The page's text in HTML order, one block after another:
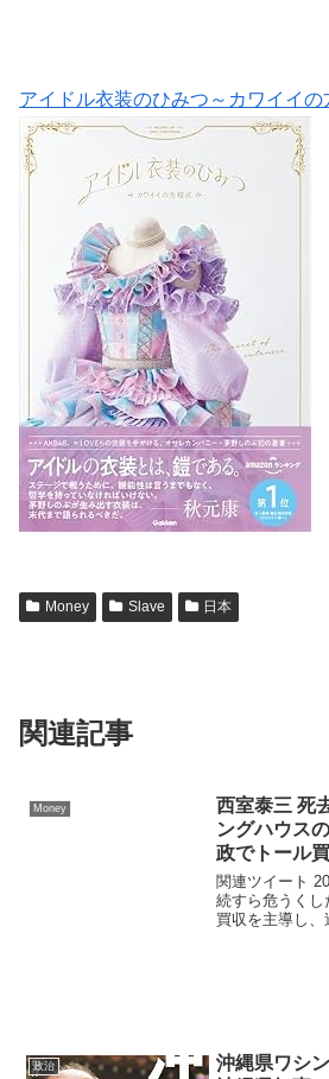
アイドル衣装のひみつ～カワイイの
Money Slave 日本
関連記事
Money
西室泰三 死
ングハウス
政でトール
関連ツイート
続すら危うく
買収を主導し
政治
沖縄県ワシ